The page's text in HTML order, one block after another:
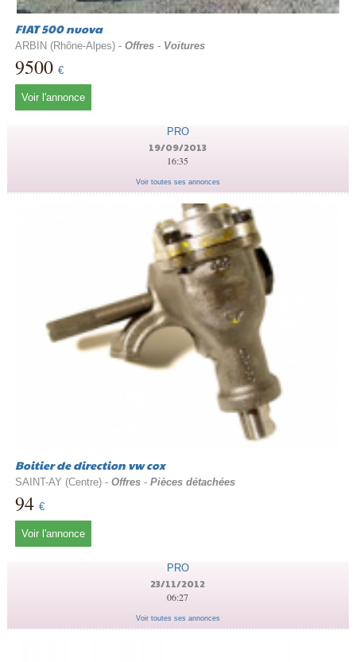
FIAT 500 nuova
ARBIN (Rhône-Alpes) - Offres- Voitures
9500 €
Voir l'annonce
PRO
19/09/2013
16:35
Voir toutes ses annonces
Boitier de direction vw cox
SAINT-AY (Centre) - Offres- Pièces détachées
94 €
Voir l'annonce
PRO
23/11/2012
06:27
Voir toutes ses annonces